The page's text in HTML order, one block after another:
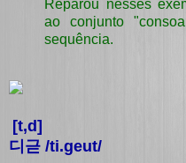
Reparou nesses
ao conjunto
sequência.
[t,d]
디귿 /ti.geut/